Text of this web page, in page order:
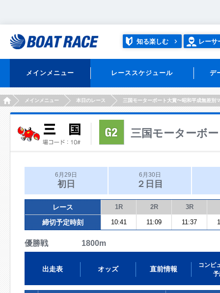
知る楽しむ レーサ
メインメニュー レーススケジュール デ
HOMEメインメニュー 本日のレース 三国モーターボート大賞〜昭和平成無差別
三国モーターボ
6月29日
初日
6月30日
２日目
レース 1R 2R 3R
締切予定時刻 10:41 11:09 11:37
優勝戦 1800m
出走表 オッズ 直前情報
コンピ
予